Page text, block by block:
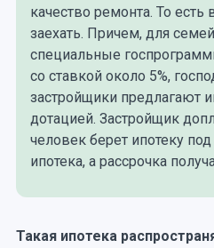
качество ремонта. То есть
заехать. Причем, для
специальные
со ставкой около 5%,
застройщики предлагают
дотацией. Застройщик
человек берет ипотеку
ипотека, а рассрочка
Такая ипотека